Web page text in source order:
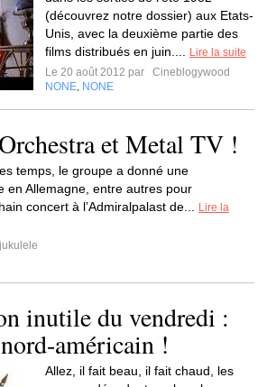
(découvrez notre dossier) aux Etats-
Unis, avec la deuxième partie des
films distribués en juin....
Lire la suite
Le 20 août 2012 par
Cineblogywood
NONE NONE
et Metal TV !
temps, le groupe a donné une
en Allemagne, entre autres pour
concert à l’Admiralpalast de...
Lire la
inutile du vendredi :
américain !
Allez, il fait beau, il fait chaud, les